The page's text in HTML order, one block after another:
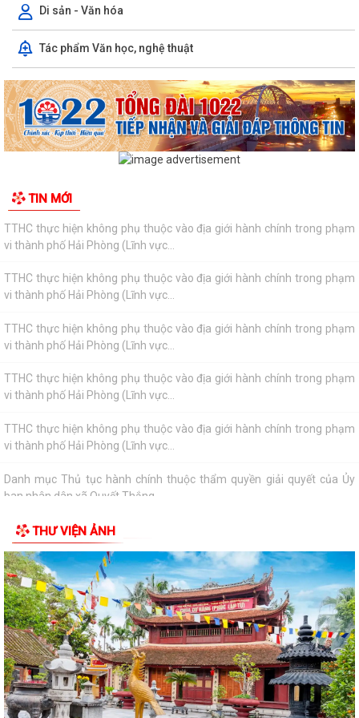
Di sản - Văn hóa
Tác phẩm Văn học, nghệ thuật
TIN MỚI
TTHC thực hiện không phụ thuộc vào địa giới hành chính trong phạm
vi thành phố Hải Phòng (Lĩnh vực...
TTHC thực hiện không phụ thuộc vào địa giới hành chính trong phạm
vi thành phố Hải Phòng (Lĩnh vực...
TTHC thực hiện không phụ thuộc vào địa giới hành chính trong phạm
vi thành phố Hải Phòng (Lĩnh vực...
vi thành phố Hải Phòng (Lĩnh vực...
TTHC thực hiện không phụ thuộc vào địa giới hành chính trong phạm
vi thành phố Hải Phòng (Lĩnh vực...
TTHC thực hiện không phụ thuộc vào địa giới hành chính trong phạm
vi thành phố Hải Phòng (Lĩnh vực...
TTHC thực hiện không phụ thuộc vào địa giới hành chính trong phạm
vi thành phố Hải Phòng (Lĩnh vực...
TTHC thực hiện không phụ thuộc vào địa giới hành chính trong phạm
vi thành phố Hải Phòng (Lĩnh vực...
Danh mục Thủ tục hành chính thuộc thẩm quyền giải quyết của Ủy
ban nhân dân xã Quyết Thắng
Công bố danh mục thủ tục hành chính ban hành mới, bị bãi bỏ lĩnh vực
hội nghị, hội thảo quốc tế...
Công bố danh mục thủ tục hành chính ban hành mới, bị bãi bỏ lĩnh vực
hội nghị, hội thảo quốc tế...
UBND XÃ QUYẾT THẮNG TỔ CHỨC HỘI NGHỊ ĐỐI THOẠI, TUYÊN
TRUYỀN VỀ CÔNG TÁC GIẢI PHÓNG MẶT BẰNG DỰ ÁN...
Thông báo kết quả kỳ xét thăng hạng chức danh nghề nghiệp giáo
viên mầm non, phổ thông công lập từ...
TỔ CÔNG TÁC TUYÊN TRUYỀN TÍCH CỰC VẬN ĐỘNG CÁC HỘ DÂN
THÔN THIÊN KHA PHỐI HỢP KÊ KHAI, KIỂM KÊ PHỤC...
THƯ VIỆN ẢNH